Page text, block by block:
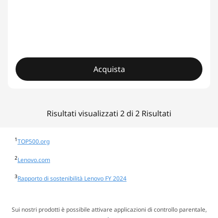
Acquista
Risultati visualizzati 2 di 2 Risultati
1TOP500.org
2Lenovo.com
3Rapporto di sostenibilità Lenovo FY 2024
Sui nostri prodotti è possibile attivare applicazioni di controllo parentale,